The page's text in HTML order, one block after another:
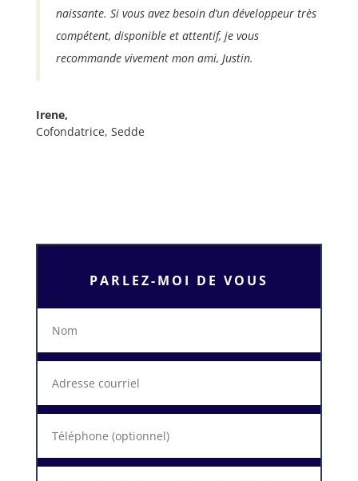
naissante. Si vous avez besoin d’un développeur très
compétent, disponible et attentif, je vous
recommande vivement mon ami, Justin.
Irene,
Cofondatrice, Sedde
PARLEZ-MOI DE VOUS